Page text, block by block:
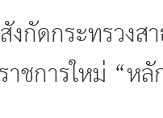
กัดกระทรวงส
ชการใหม่ “ห